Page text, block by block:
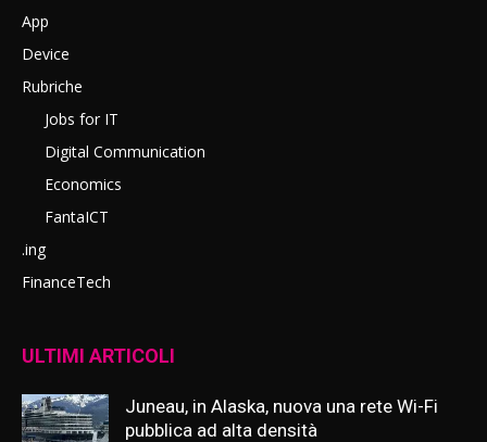
App
Device
Rubriche
Jobs for IT
Digital Communication
Economics
FantaICT
.ing
FinanceTech
ULTIMI ARTICOLI
Juneau, in Alaska, nuova una rete Wi-Fi
pubblica ad alta densità